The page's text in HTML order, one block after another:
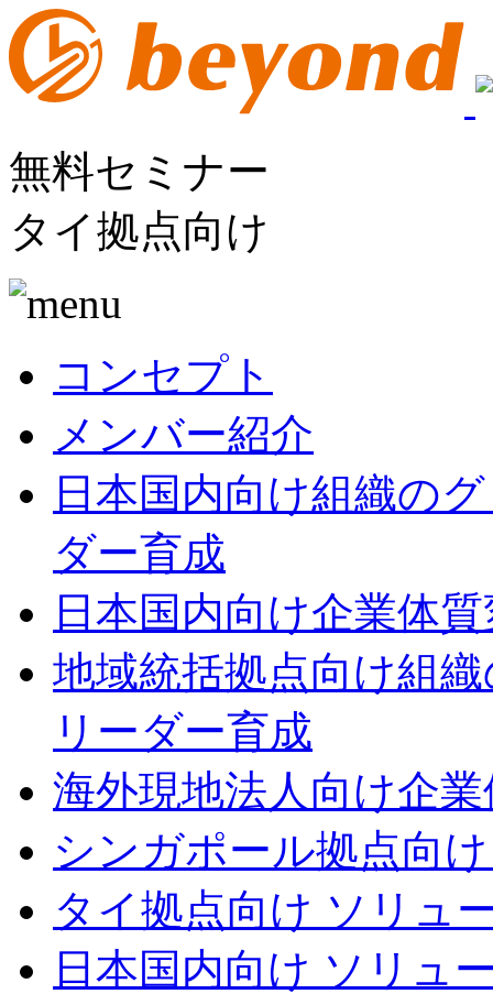
無料セミナー
タイ拠点向け
コンセプト
メンバー紹介
日本国内向け組織の
ダー育成
日本国内向け企業体
地域統括拠点向け組
リーダー育成
海外現地法人向け企
シンガポール拠点向
タイ拠点向け ソリュ
日本国内向け ソリュ